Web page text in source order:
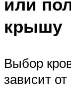
крышу
Выбор
зависит